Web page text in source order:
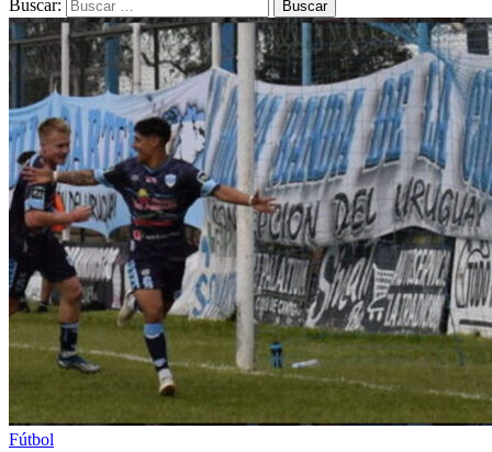
Buscar:
Fútbol